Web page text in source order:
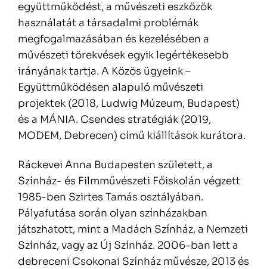
együttműködést, a művészeti eszközök
használatát a társadalmi problémák
megfogalmazásában és kezelésében a
művészeti törekvések egyik legértékesebb
irányának tartja. A Közös ügyeink –
Együttműködésen alapuló művészeti
projektek (2018, Ludwig Múzeum, Budapest)
és a MÁNIA. Csendes stratégiák (2019,
MODEM, Debrecen) című kiállítások kurátora.
Ráckevei Anna Budapesten született, a
Színház- és Filmművészeti Főiskolán végzett
1985-ben Szirtes Tamás osztályában.
Pályafutása során olyan színházakban
játszhatott, mint a Madách Színház, a Nemzeti
Színház, vagy az Új Színház. 2006-ban lett a
debreceni Csokonai Színház művésze, 2013 és